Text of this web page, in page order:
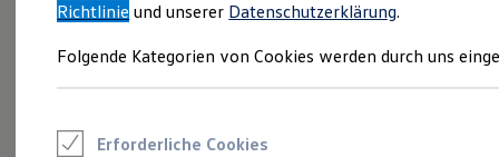
Volkswagen Marktplatz
Junge Gebrauchtwagen und Gebrauchtwagen
Saisonangebote
Richtlinie und unserer Datenschutzerklärung.
Folgende Kategorien von Cookies werden durch uns
Erforderliche Cookies